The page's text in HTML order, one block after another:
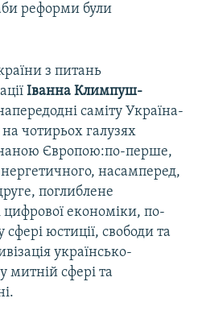
реформи були
з питань
Іванна Климпуш-
саміту Україна-
чотирьох галузях
Європою:по-перше,
насамперед,
поглиблене
цифрової економіки, по-
сфері юстиції, свободи та
українсько-
митній сфері та